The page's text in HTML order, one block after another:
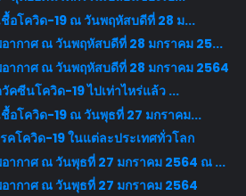
อโควิด-19 ณ วันพฤหัสบดีที่ 28 ม...
กาศ ณ วันพฤหัสบดีที่ 28 มกราคม 25...
กาศ ณ วันพฤหัสบดีที่ 28 มกราคม 2564
คซีนโควิด-19 ไปเท่าไหร่แล้ว ...
อโควิด-19 ณ วันพุธที่ 27 มกราคม...
คโควิด-19 ในแต่ละประเทศทั่วโลก
ากาศ ณ วันพุธที่ 27 มกราคม 2564 ณ ...
กาศ ณ วันพุธที่ 27 มกราคม 2564